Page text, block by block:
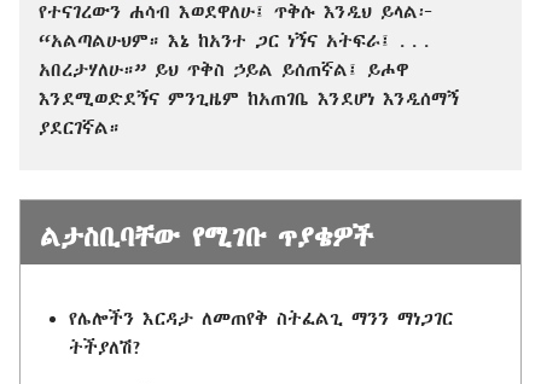
የተናገረውን ሐሳብ እወደዋለሁ፤ ጥቅሱ እንዲህ ይላል፦
“አልጣልሁህም። እኔ ከአንተ ጋር ነኝና አትፍራ፤ . . .
አበረታሃለሁ።” ይህ ጥቅስ ኃይል ይሰጠኛል፤ ይሖዋ
እንደሚወድደኝና ምንጊዜም ከአጠገቤ እንደሆነ እንዲሰማኝ
ያደርገኛል።
ልታስቢባቸው የሚገቡ ጥያቄዎች
የሌሎችን እርዳታ ለመጠየቅ ስትፈልጊ ማንን ማነጋገር
ትችያለሽ?